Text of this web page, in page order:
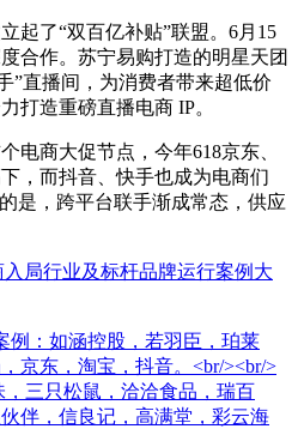
了“双百亿补贴”联盟。6月15
合作。苏宁易购打造的明星天团
”直播间，为消费者带来超低价
打造重磅直播电商 IP。
商大促节点，今年618京东、
，而抖音、快手也成为电商们
是，跨平台联手渐成常态，供应
局行业及标杆品牌运行案例大
例：如涵控股，若羽臣，珀莱
京东，淘宝，抖音。<br/><br/>
三只松鼠，洽洽食品，瑞百
伴，信良记，高满堂，彩云海